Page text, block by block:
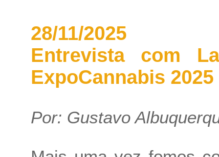
28/11/2025
Entrevista com
ExpoCannabis 2025
Por: Gustavo